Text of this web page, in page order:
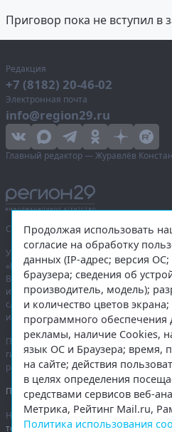
Приговор пока не вступил в
Редакция
+7 (8182) 20-46-02
Электронная почта
info@region29.ru
Главный редактор — Журавлёв
Сетевое издание «Информационное
Учредитель — общество с
«Правда Севера».
Выписка из реестра
информации:ЭЛ № ФС 77-74226от
службой по надзору в сфере связи,
и массовых коммуникаций
При полном или частичном
гиперссылка на region29.ru
разрешения администрации сайта
Правовая информация.
На информационном ресурсе
технологии .
Продолжая использовать
согласие на обработку
данных (IP-адрес; версия ОС;
браузера; сведения об
производитель, модель);
и количество цветов
программного обеспечения
рекламы, наличие Cookies,
язык ОС и Браузера; время,
на сайте; действия
в целях определения
средствами сервисов веб-
Метрика, Рейтинг Mail.ru,
Политика использования